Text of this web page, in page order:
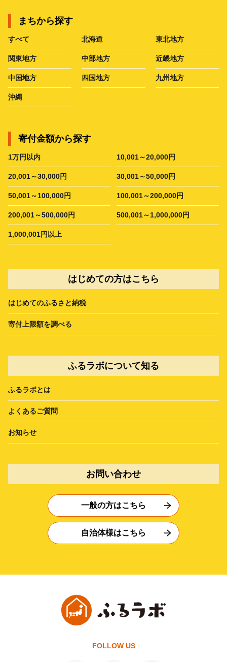
まちから探す
すべて 北海道 東北地方
関東地方 中部地方 近畿地方
中国地方 四国地方 九州地方
沖縄
寄付金額から探す
1万円以内 10,001～20,000円
20,001～30,000円 30,001～50,000円
50,001～100,000円 100,001～200,000円
200,001～500,000円 500,001～1,000,000円
1,000,001円以上
はじめての方はこちら
はじめてのふるさと納税
寄付上限額を調べる
ふるラボについて知る
ふるラボとは
よくあるご質問
お知らせ
お問い合わせ
一般の方はこちら
自治体様はこちら
FOLLOW US